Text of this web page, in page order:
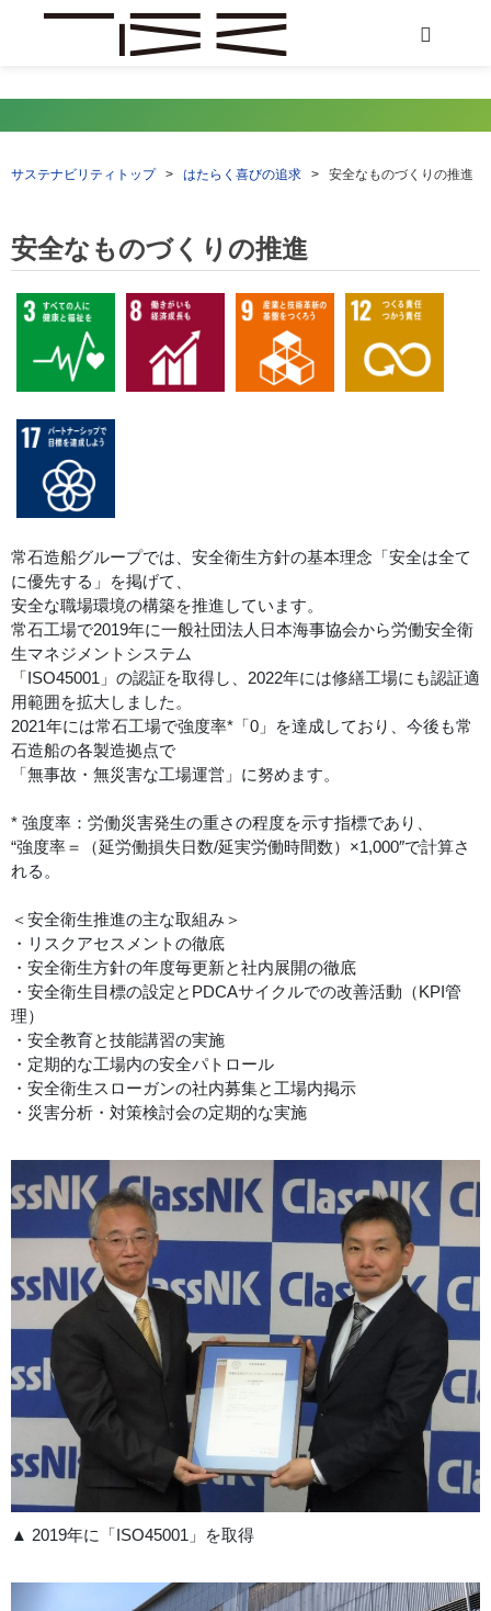
サステナビリティトップ > はたらく喜びの追求 > 安全なものづくりの推進
安全なものづくりの推進
常石造船グループでは、安全衛生方針の基本理念「安全は全て
に優先する」を掲げて、
安全な職場環境の構築を推進しています。
常石工場で2019年に一般社団法人日本海事協会から労働安全衛
生マネジメントシステム
「ISO45001」の認証を取得し、2022年には修繕工場にも認証適
用範囲を拡大しました。
2021年には常石工場で強度率*「0」を達成しており、今後も常
石造船の各製造拠点で
「無事故・無災害な工場運営」に努めます。
* 強度率：労働災害発生の重さの程度を示す指標であり、
“強度率＝（延労働損失日数/延実労働時間数）×1,000″で計算さ
れる。
＜安全衛生推進の主な取組み＞
・リスクアセスメントの徹底
・安全衛生方針の年度毎更新と社内展開の徹底
・安全衛生目標の設定とPDCAサイクルでの改善活動（KPI管
理）
・安全教育と技能講習の実施
・定期的な工場内の安全パトロール
・安全衛生スローガンの社内募集と工場内掲示
・災害分析・対策検討会の定期的な実施
▲ 2019年に「ISO45001」を取得